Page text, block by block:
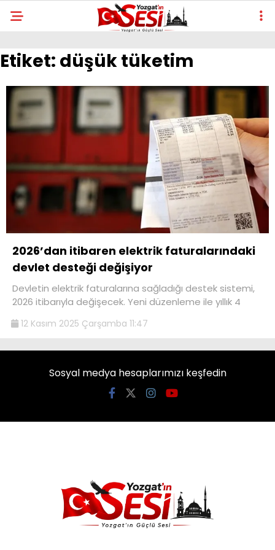
Etiket: düşük tüketim
2026’dan itibaren elektrik faturalarındaki
devlet desteği değişiyor
Devletin elektrik faturalarına sağladığı destek sistemi,
2026 itibarıyla değişecek. Yeni düzenleme ile yıllık 4
12 Kasım 2025 Çarşamba 11:47
Sosyal medya hesaplarımızı keşfedin